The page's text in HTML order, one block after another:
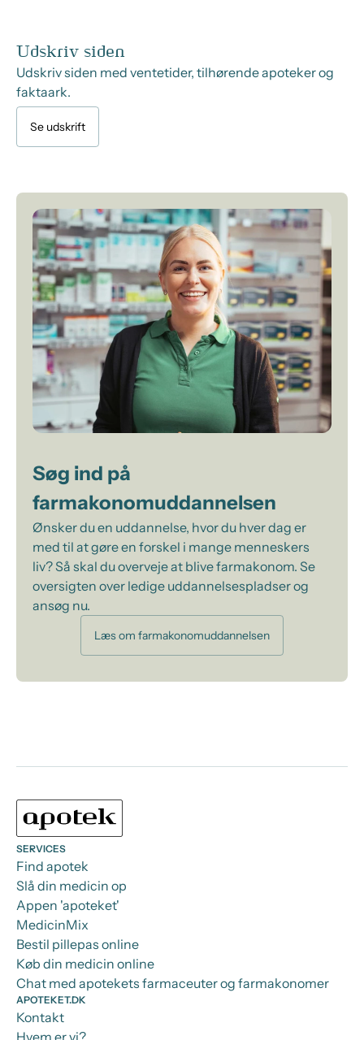
Udskriv siden
Udskriv siden med ventetider, tilhørende apoteker og
faktaark.
Se udskrift
Søg ind på
farmakonomuddannelsen
Ønsker du en uddannelse, hvor du hver dag er
med til at gøre en forskel i mange menneskers
liv? Så skal du overveje at blive farmakonom. Se
oversigten over ledige uddannelsespladser og
ansøg nu.
Læs om farmakonomuddannelsen
SERVICES
Find apotek
Slå din medicin op
Appen 'apoteket'
MedicinMix
Bestil pillepas online
Køb din medicin online
Chat med apotekets farmaceuter og farmakonomer
APOTEKET.DK
Kontakt
Hvem er vi?